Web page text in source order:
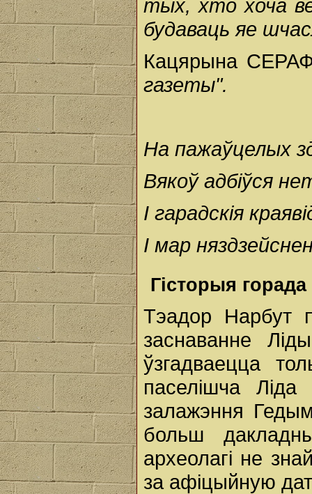
тых, хто хоча
будаваць яе
Кацярына
газеты".
На пажаўцелых
Вякоў адбіўся
І гарадскія
І мар
Гісторыя горада
Тэадор Нарбут
заснаванне
ўзгадваецца
паселiшча Лiда
залажэння
больш
археолагі не
за афіцыйную